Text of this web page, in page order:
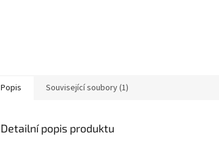
Popis Související soubory (1)
Detailní popis produktu